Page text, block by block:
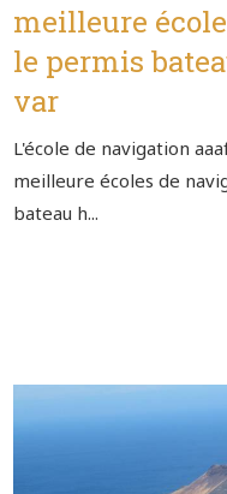
meilleure
le permis
var
L'école de navigation
meilleure écoles de
bateau h...